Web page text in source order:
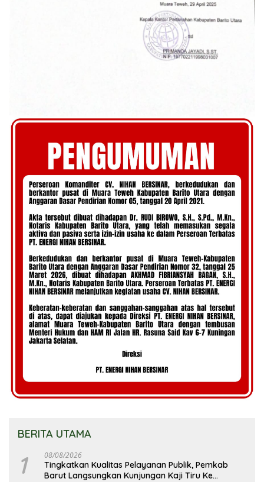
BERITA UTAMA
1 08/08/2026
Tingkatkan Kualitas Pelayanan Publik, Pemkab
Barut Langsungkan Kunjungan Kaji Tiru Ke